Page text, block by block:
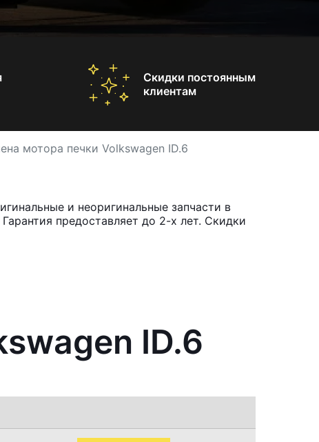
Скидки постоянным
клиентам
мотора печки Volkswagen ID.6
и неоригинальные запчасти в
предоставляет до 2-х лет. Скидки
ID.6